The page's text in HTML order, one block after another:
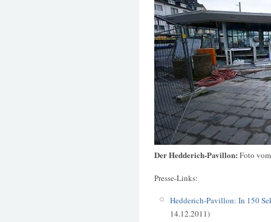
Der Hedderich-Pavillon: Foto
Presse-Links:
Hedderich-Pavillon: In 150
14.12.2011)